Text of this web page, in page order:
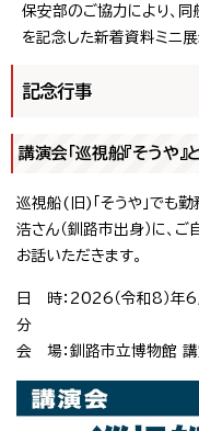
保安部のご協力により、
を記念した新着資料ミニ展
記念行事
講演会「巡視船『そうや
巡視船(旧)「そうや」でも
浩さん（釧路市出身）に、
お話いただきます。
日 時：2026（令和8）年
分
会 場：釧路市立博物館 講